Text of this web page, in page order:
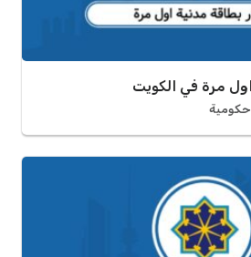
مرة في الكويت